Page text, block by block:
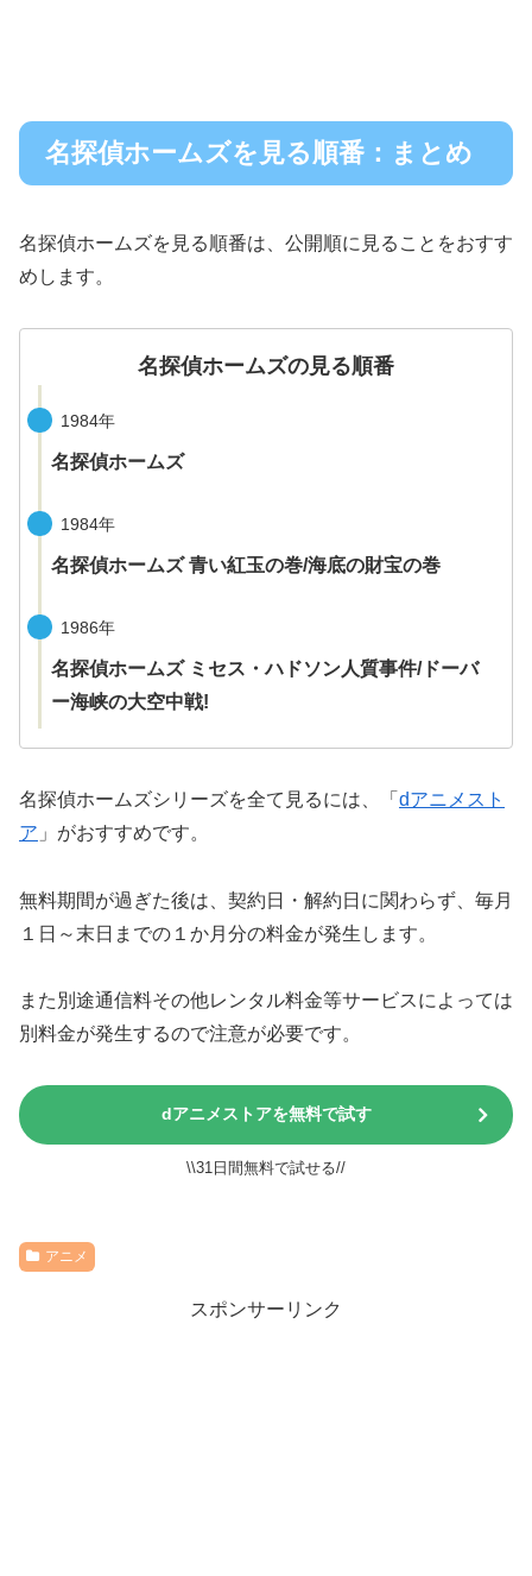
名探偵ホームズを見る順番：まとめ
名探偵ホームズを見る順番は、公開順に見ることをおすす
めします。
名探偵ホームズの見る順番
1984年
名探偵ホームズ
1984年
名探偵ホームズ 青い紅玉の巻/海底の財宝の巻
1986年
名探偵ホームズ ミセス・ハドソン人質事件/ドーバ
ー海峡の大空中戦!
名探偵ホームズシリーズを全て見るには、「 dアニメスト
ア 」がおすすめです。
無料期間が過ぎた後は、契約日・解約日に関わらず、毎月
１日～末日までの１か月分の料金が発生します。
また別途通信料その他レンタル料金等サービスによっては
別料金が発生するので注意が必要です。
dアニメストアを無料で試す
\\31日間無料で試せる//
アニメ
スポンサーリンク